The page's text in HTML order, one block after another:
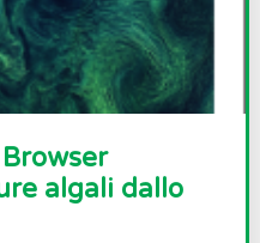
algali dallo